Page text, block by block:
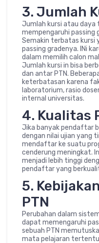
3. Jumlah
Jumlah kursi atau daya
mempengaruhi passing
Semakin terbatas kursi
passing gradenya. INi
dalam memilih calon
Jumlah kursi in bisa
dan antar PTN.
keterbatasan karena
laboratorium, rasio
internal universitas.
4. Kualitas
Jika banyak pendaftar
dengan nilai ujian yang
mendaftar ke suatu
cenderung meningkat.
menjadi lebih tinggi
pendaftar yang
5.
PTN
Perubahan dalam
dapat memengaruhi
sebuah PTN
mata pelajaran